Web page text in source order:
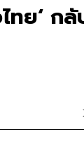
ย‘ กลั